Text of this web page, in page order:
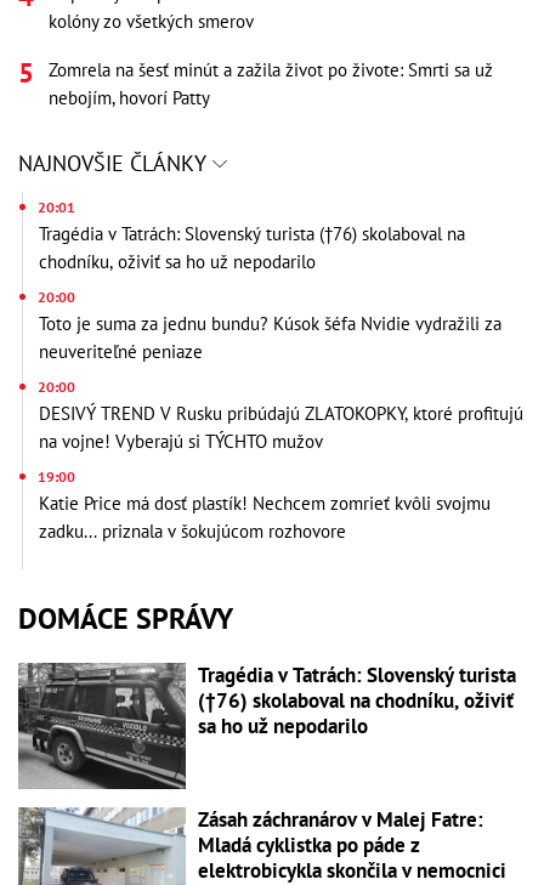
kolóny zo všetkých smerov
Zomrela na šesť minút a zažila život po živote: Smrti sa už
nebojím, hovorí Patty
NAJNOVŠIE ČLÁNKY
20:01
Tragédia v Tatrách: Slovenský turista (†76) skolaboval na
chodníku, oživiť sa ho už nepodarilo
20:00
Toto je suma za jednu bundu? Kúsok šéfa Nvidie vydražili za
neuveriteľné peniaze
20:00
DESIVÝ TREND V Rusku pribúdajú ZLATOKOPKY, ktoré profitujú
na vojne! Vyberajú si TÝCHTO mužov
19:00
Katie Price má dosť plastík! Nechcem zomrieť kvôli svojmu
zadku... priznala v šokujúcom rozhovore
DOMÁCE SPRÁVY
Tragédia v Tatrách: Slovenský turista
(†76) skolaboval na chodníku, oživiť
sa ho už nepodarilo
Zásah záchranárov v Malej Fatre:
Mladá cyklistka po páde z
elektrobicykla skončila v nemocnici